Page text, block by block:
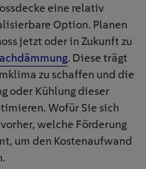
eine relativ
Option. Planen
jetzt oder in Zukunft zu
. Diese trägt
zu schaffen und die
oder Kühlung dieser
Wofür Sie sich
welche Förderung
um den Kostenaufwand